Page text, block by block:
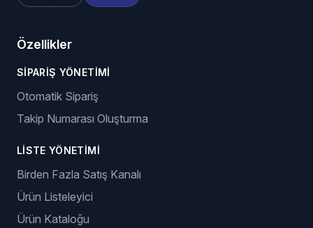
Özellikler
SIPARIŞ YÖNETIMI
Otomatik Sipariş
Takip Numarası Oluşturma
LISTE YÖNETIMI
Birden Fazla Satış Kanalı
Ürün Listeleyici
Ürün Kataloğu